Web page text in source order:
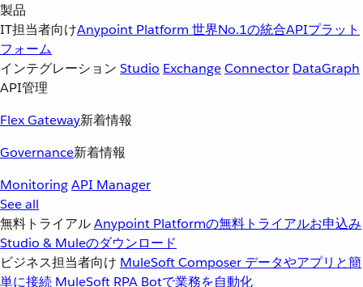
製品
IT担当者向けAnypoint Platform 世界No.1の統合APIプラット
フォーム
インテグレーション Studio ExchangeConnector DataGraph
API管理
Flex Gateway新着情報
Governance新着情報
MonitoringAPI Manager
See all
無料トライアルAnypoint Platformの無料トライアルお申込み
Studio & Muleのダウンロード
ビジネス担当者向け MuleSoft Composer データやアプリと簡
単に接続 MuleSoft RPA Botで業務を自動化